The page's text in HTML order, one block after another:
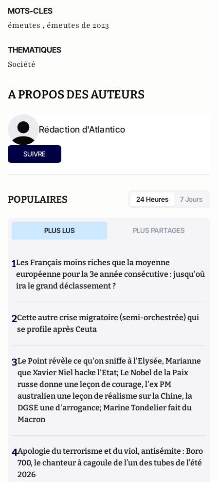
MOTS-CLES
émeutes , émeutes de 2023
THEMATIQUES
Société
A PROPOS DES AUTEURS
Rédaction d'Atlantico
SUIVRE
POPULAIRES 24 Heures 7 Jours
PLUS LUS PLUS PARTAGES
1Les Français moins riches que la moyenne
européenne pour la 3e année consécutive : jusqu'où
ira le grand déclassement ?
2Cette autre crise migratoire (semi-orchestrée) qui
se profile après Ceuta
3Le Point révèle ce qu'on sniffe à l'Elysée, Marianne
que Xavier Niel hacke l'Etat; Le Nobel de la Paix
russe donne une leçon de courage, l'ex PM
australien une leçon de réalisme sur la Chine, la
DGSE une d'arrogance; Marine Tondelier fait du
Macron
4Apologie du terrorisme et du viol, antisémite : Boro
700, le chanteur à cagoule de l’un des tubes de l’été
2026